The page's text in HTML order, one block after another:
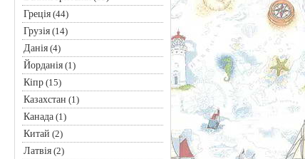
Греція(44)
Грузія(14)
Данія(4)
Йорданія(1)
Кіпр(15)
Казахстан (1)
Канада(1)
Китай (2)
Латвія(2)